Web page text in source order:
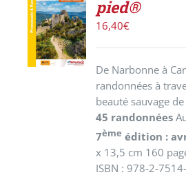
AU
PANIER
/
DÉTAILS
pied®
16,40€
De Narbonne à
randonnées à
beauté sauvage
45 randonnées
7ème édition :
x 13,5 cm 160
ISBN : 978-2-